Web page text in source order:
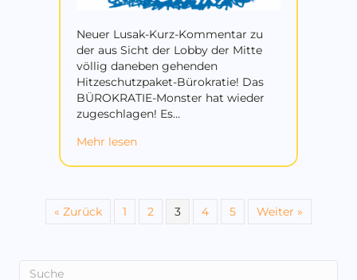
Neuer Lusak-Kurz-Kommentar zu
der aus Sicht der Lobby der Mitte
völlig daneben gehenden
Hitzeschutzpaket-Bürokratie! Das
BÜROKRATIE-Monster hat wieder
zugeschlagen! Es…
Mehr lesenabout Das BÜROKRATIE-Monster hat
« Zurück 1 2 3 4 5 Weiter »